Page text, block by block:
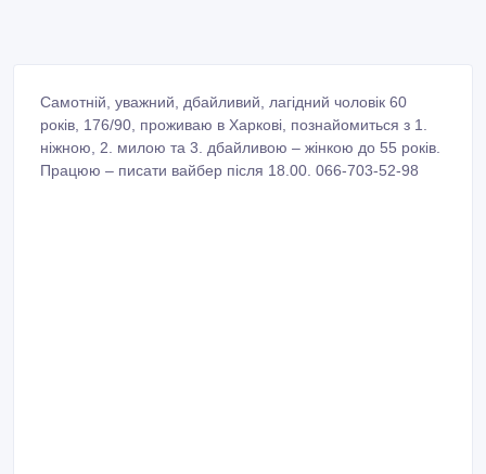
Самотній, уважний, дбайливий, лагідний чоловік 60
років, 176/90, проживаю в Харкові, познайомиться з 1.
ніжною, 2. милою та 3. дбайливою – жінкою до 55 років.
Працюю – писати вайбер після 18.00. 066-703-52-98